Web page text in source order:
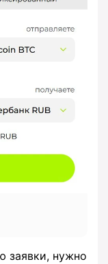
заявки, нужно